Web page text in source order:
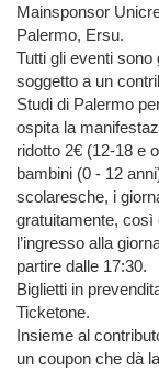
Mainsponsor
Palermo, Ersu.
Tutti gli eventi
soggetto a un
Studi di Palermo
ospita la
ridotto 2€ (12-18 e
bambini (0 - 12
scolaresche, i
gratuitamente, così
l’ingresso alla
partire dalle 17:30.
Biglietti in
Ticketone.
Insieme al
un coupon che dà